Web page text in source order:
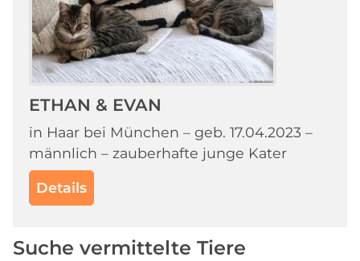
ETHAN & EVAN
in Haar bei München – geb. 17.04.2023 –
männlich – zauberhafte junge Kater
Details
Suche vermittelte Tiere